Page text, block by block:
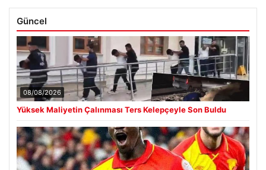
Güncel
08/08/2026
Yüksek Maliyetin Çalınması Ters Kelepçeyle Son Buldu